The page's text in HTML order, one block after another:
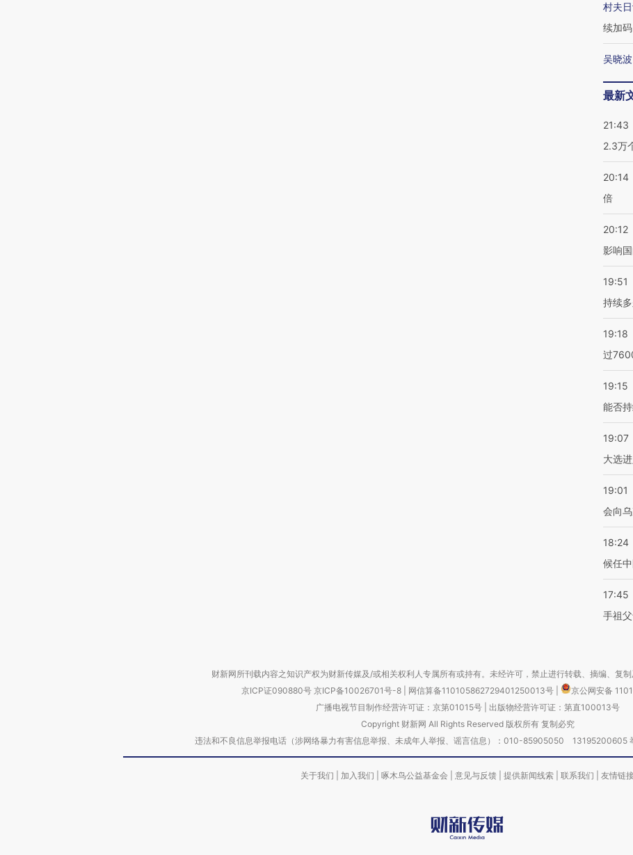
村夫
续加码
吴晓波
最新
21:43
2.3万
20:14
倍
20:12
影响
19:51
持续多
19:18
过
19:15
能否
19:07
大选
19:01
会向
18:24
候任
17:45
手祖
财新网所刊载内容之知识产权为财新传媒及/或相关权利人专属所有或持有。未经许可，禁止进行转载、摘编、复制
京ICP证090880号 京ICP备10026701号-8 网信算备110105862729401250013号
京公网安备
广播电视节目制作经营许可证：京第01015号| 出版物经营许可证：第直100013号
Copyright 财新网 All Rights Reserved 版权所有 复制必究
违法和不良信息举报电话（涉网络暴力有害信息举报、未成年人举报、谣言信息）：010-85905050 13195200605
关于我们 加入我们 啄木鸟公益基金会 意见与反馈 提供新闻线索 联系我们 友情链